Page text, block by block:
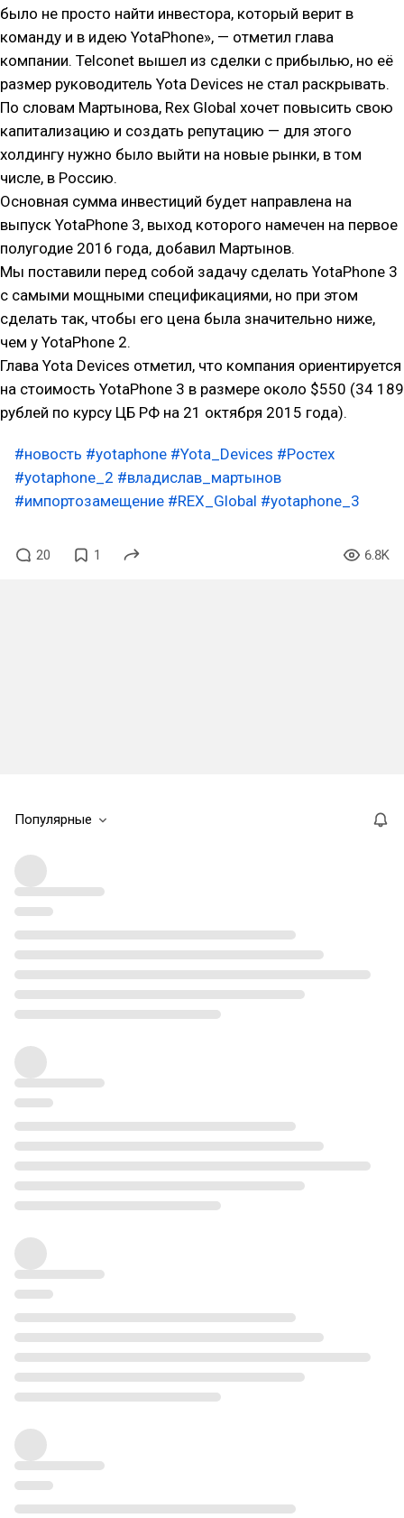
было не просто найти инвестора, который верит в
команду и в идею YotaPhone», — отметил глава
компании. Telconet вышел из сделки с прибылью, но её
размер руководитель Yota Devices не стал раскрывать.
По словам Мартынова, Rex Global хочет повысить свою
капитализацию и создать репутацию — для этого
холдингу нужно было выйти на новые рынки, в том
числе, в Россию.
Основная сумма инвестиций будет направлена на
выпуск YotaPhone 3, выход которого намечен на первое
полугодие 2016 года, добавил Мартынов.
Мы поставили перед собой задачу сделать YotaPhone 3
с самыми мощными спецификациями, но при этом
сделать так, чтобы его цена была значительно ниже,
чем у YotaPhone 2.
Глава Yota Devices отметил, что компания ориентируется
на стоимость YotaPhone 3 в размере около $550 (34 189
рублей по курсу ЦБ РФ на 21 октября 2015 года).
#новость #yotaphone #Yota_Devices #Ростех
#yotaphone_2 #владислав_мартынов
#импортозамещение #REX_Global #yotaphone_3
20 1 6.8K
Популярные